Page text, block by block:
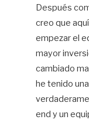
Después
creo que
empezar el
mayor
cambiado
he tenido
end y un